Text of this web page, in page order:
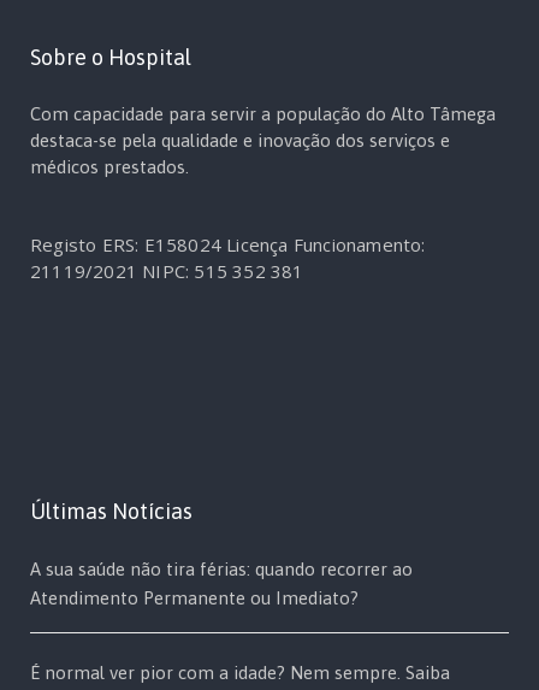
Sobre o Hospital
Com capacidade para servir a população do Alto Tâmega
destaca-se pela qualidade e inovação dos serviços e
médicos prestados.
Registo ERS: E158024 Licença Funcionamento:
21119/2021 NIPC: 515 352 381
Últimas Notícias
A sua saúde não tira férias: quando recorrer ao
Atendimento Permanente ou Imediato?
É normal ver pior com a idade? Nem sempre. Saiba